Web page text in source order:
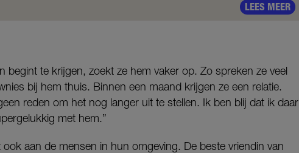
LEES MEER
begint te krijgen, zoekt ze hem vaker op. Zo spreken ze veel
bij hem thuis. Binnen een maand krijgen ze een relatie.
reden om het nog langer uit te stellen. Ik ben blij dat ik daar
met hem.”
aan de mensen in hun omgeving. De beste vriendin van